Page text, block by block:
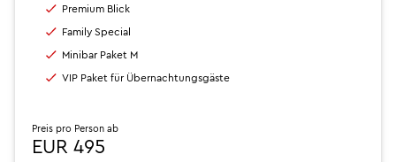
Premium Blick
Family Special
Minibar Paket M
VIP Paket für Übernachtungsgäste
Preis pro Person ab
EUR 495